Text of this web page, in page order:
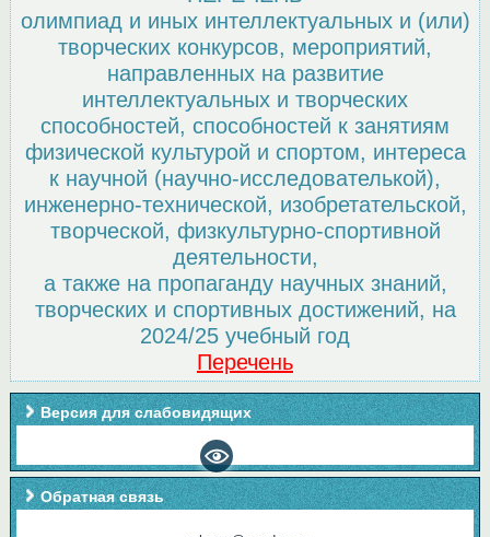
олимпиад и иных интеллектуальных и (или)
творческих конкурсов, мероприятий,
направленных на развитие
интеллектуальных и творческих
способностей, способностей к занятиям
физической культурой и спортом, интереса
к научной (научно-исследователькой),
инженерно-технической, изобретательской,
творческой, физкультурно-спортивной
деятельности,
а также на пропаганду научных знаний,
творческих и спортивных достижений, на
2024/25 учебный год
Перечень
Версия для слабовидящих
Обратная связь